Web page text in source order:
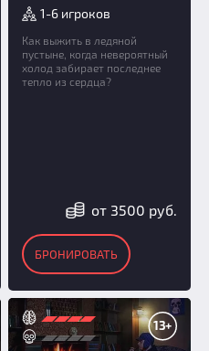
1-6 игроков
Как выжить в ледяной
пустыне, когда невероятный
холод забирает последнее
тепло из сердца?
от 3500 руб.
БРОНИРОВАТЬ
13+